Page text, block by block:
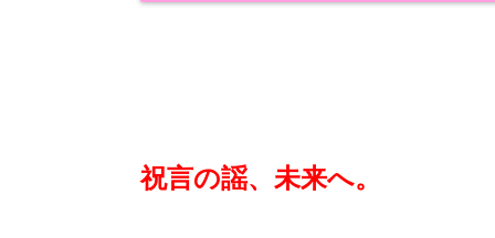
祝言の謡、未来へ。